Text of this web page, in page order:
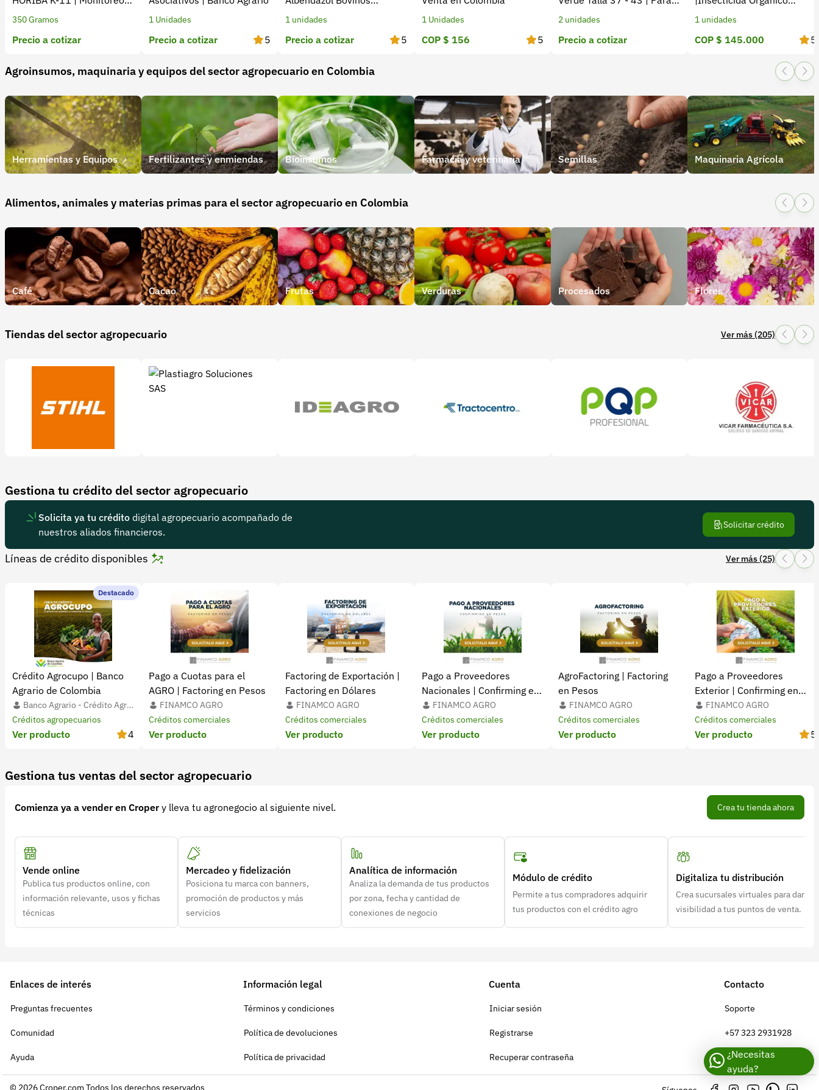
Exacto
350 Gramos
Precio a cotizar
1 Unidades
Precio a cotizar 5
Antiparasitario
1 unidades
Precio a cotizar 5
1 Unidades
COP $ 156 5
trabajo diario y campo
2 unidades
Precio a cotizar
Extracto de Neem
1 unidades
COP $ 145.000 5
Agroinsumos, maquinaria y equipos del sector agropecuario en Colombia
Herramientas y Equipos Fertilizantes y enmiendas Bioinsumos Farmacia y veterinaria Semillas Maquinaria Agrícola
Alimentos, animales y materias primas para el sector agropecuario en Colombia
Café Cacao Frutas Verduras Procesados Flores
Tiendas del sector agropecuario Ver más (205)
STIHL Colombia | Motosierras, Guadañas y más con la mejor calidad
Ideagro Tractocentro Colombia Vicar Farmaceutica
Gestiona tu crédito del sector agropecuario
Solicita ya tu crédito digital agropecuario acompañado de
nuestros aliados financieros.
Solicitar crédito
Líneas de crédito disponibles Ver más (25)
Destacado
Crédito Agrocupo | Banco
Agrario de Colombia
Banco Agrario - Crédito Agro
pecuario para Agricultores Colo
mbianos
Créditos agropecuarios
Ver producto 4
Pago a Cuotas para el
AGRO | Factoring en Pesos
FINAMCO AGRO
Créditos comerciales
Ver producto
Factoring de Exportación |
Factoring en Dólares
FINAMCO AGRO
Créditos comerciales
Ver producto
Pago a Proveedores
Nacionales | Confirming en
Pesos
FINAMCO AGRO
Créditos comerciales
Ver producto
AgroFactoring | Factoring
en Pesos
FINAMCO AGRO
Créditos comerciales
Ver producto
Pago a Proveedores
Exterior | Confirming en
Dólares
FINAMCO AGRO
Créditos comerciales
Ver producto 5
Gestiona tus ventas del sector agropecuario
Comienza ya a vender en Croper y lleva tu agronegocio al siguiente nivel. Crea tu tienda ahora
Vende online
Publica tus productos online, con
información relevante, usos y fichas
técnicas
Mercadeo y fidelización
Posiciona tu marca con banners,
promoción de productos y más
servicios
Analítica de información
Analiza la demanda de tus productos
por zona, fecha y cantidad de
conexiones de negocio
Módulo de crédito
Permite a tus compradores adquirir
tus productos con el crédito agro
Digitaliza tu distribución
Crea sucursales virtuales para dar
visibilidad a tus puntos de venta.
Enlaces de interés
Preguntas frecuentes
Comunidad
Ayuda
Información legal
Términos y condiciones
Política de devoluciones
Política de privacidad
Cuenta
Iniciar sesión
Registrarse
Recuperar contraseña
Contacto
Soporte
+57 323 2931928
contacto@croper.com
© 2026 Croper.com Todos los derechos reservados
¿Necesitas
ayuda?